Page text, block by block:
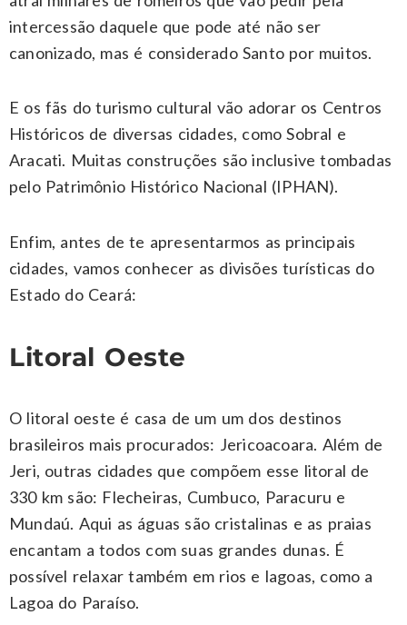
intercessão daquele que pode até não ser
canonizado, mas é considerado Santo por muitos.
E os fãs do turismo cultural vão adorar os Centros
Históricos de diversas cidades, como Sobral e
Aracati. Muitas construções são inclusive tombadas
pelo Patrimônio Histórico Nacional (IPHAN).
Enfim, antes de te apresentarmos as principais
cidades, vamos conhecer as divisões turísticas do
Estado do Ceará:
Litoral Oeste
O litoral oeste é casa de um um dos destinos
brasileiros mais procurados: Jericoacoara. Além de
Jeri, outras cidades que compõem esse litoral de
330 km são: Flecheiras, Cumbuco, Paracuru e
Mundaú. Aqui as águas são cristalinas e as praias
encantam a todos com suas grandes dunas. É
possível relaxar também em rios e lagoas, como a
Lagoa do Paraíso.